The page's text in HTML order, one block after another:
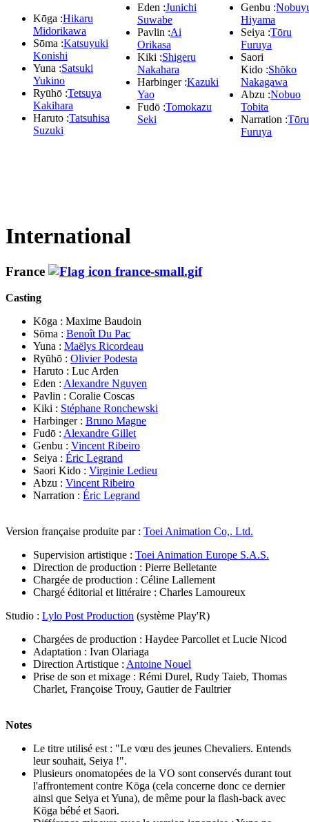
Kōga :Hikaru
Midorikawa
Sōma :Katsuyuki
Konishi
Yuna :Satsuki
Yukino
Ryūhō :Tetsuya
Kakihara
Haruto :Tatsuhisa
Suzuki
Eden :Junichi
Suwabe
Pavlin :Ai
Orikasa
Kiki :Shigeru
Nakahara
Harbinger :Kazuki
Yao
Fudō :Tomokazu
Seki
Genbu :
Hiyama
Seiya :Tōru
Furuya
Saori
Kido :Shōko
Nakagawa
Abzu :Nobuo
Tobita
Narration :Tōru
Furuya
International
France
Casting
Kōga : Maxime Baudoin
Sōma : Benoît Du Pac
Yuna : Maëlys Ricordeau
Ryūhō : Olivier Podesta
Haruto : Luc Arden
Eden : Alexandre Nguyen
Pavlin : Coralie Coscas
Kiki : Stéphane Ronchewski
Harbinger : Bruno Magne
Fudō : Alexandre Gillet
Genbu : Vincent Ribeiro
Seiya : Éric Legrand
Saori Kido : Virginie Ledieu
Abzu : Vincent Ribeiro
Narration : Éric Legrand
Version française produite par : Toei Animation Co,. Ltd.
Supervision artistique : Toei Animation Europe S.A.S.
Direction de production : Pierre Belletante
Chargée de production : Céline Lallement
Chargé éditorial et littéraire : Charles Lamoureux
Studio : Lylo Post Production (système Play'R)
Chargées de production : Haydee Parcollet et Lucie Nicod
Adaptation : Ivan Olariaga
Direction Artistique : Antoine Nouel
Prise de son et mixage : Rémi Durel, Rudy Taieb, Thomas
Charlet, Françoise Trouy, Gautier de Faultrier
Notes
Le titre utilisé est : "Le vœu des jeunes Chevaliers. Entends
leur souhait, Seiya !".
Plusieurs onomatopées de la VO sont conservés durant tout
l'affrontement contre Kōga (cela concerne donc ce dernier
ainsi que Seiya et Yuna), de même pour la flash-back avec
Kōga bébé et Saori.